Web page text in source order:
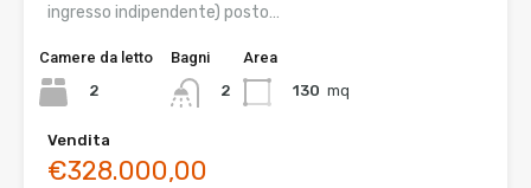
ingresso indipendente) posto…
Camere da letto
2
Bagni
2
Area
130 mq
Vendita
€328.000,00